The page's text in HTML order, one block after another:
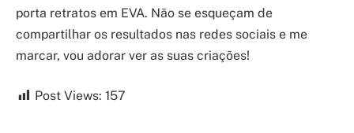
porta retratos em EVA. Não se esqueçam de
compartilhar os resultados nas redes sociais e me
marcar, vou adorar ver as suas criações!
Post Views: 157